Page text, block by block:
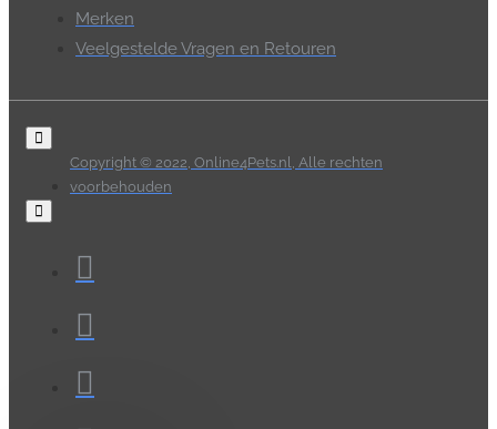
Merken
Veelgestelde Vragen en Retouren
Copyright © 2022, Online4Pets.nl, Alle rechten
voorbehouden